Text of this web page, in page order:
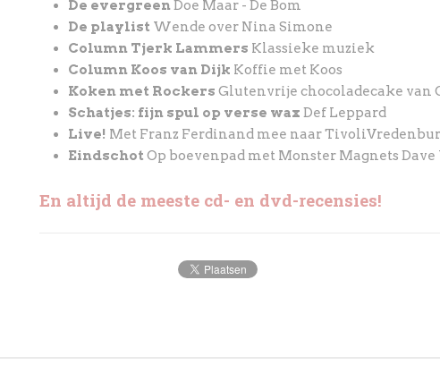
De evergreenDoe Maar - De Bom
De playlist Wende over Nina Simone
Column Tjerk Lammers Klassieke muziek
Column Koos van Dijk Koffie met Koos
Koken met Rockers Glutenvrije chocoladecake van
Schatjes: fijn spul op verse wax Def Leppard
Live! Met Franz Ferdinand mee naar
Eindschot Op boevenpad met Monster Magnets
En altijd de meeste cd- en dvd-recensies!